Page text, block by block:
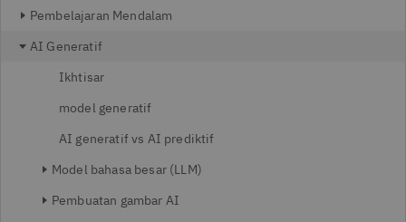
Pembelajaran Mendalam
AI Generatif
Ikhtisar
model generatif
AI generatif vs AI prediktif
Model bahasa besar (LLM)
Pembuatan gambar AI